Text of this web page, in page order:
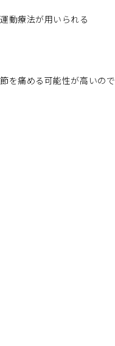
動療法が用いられる
を痛める可能性が高いので